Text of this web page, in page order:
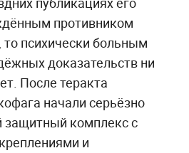
противником
то психически больным
доказательств ни
После теракта
начали серьёзно
защитный комплекс с
и